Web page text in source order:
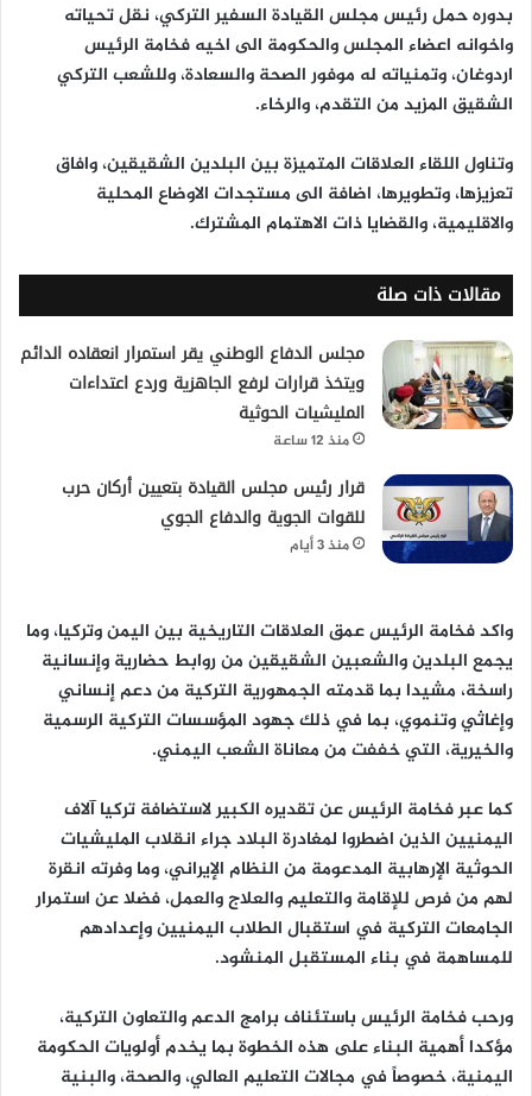
بدوره حمل رئيس مجلس القيادة السفير التركي، نقل تحياته
واخوانه اعضاء المجلس والحكومة الى اخيه فخامة الرئيس
اردوغان، وتمنياته له موفور الصحة والسعادة، وللشعب التركي
الشقيق المزيد من التقدم، والرخاء.
وتناول اللقاء العلاقات المتميزة بين البلدين الشقيقين، وافاق
تعزيزها، وتطويرها، اضافة الى مستجدات الاوضاع المحلية
والاقليمية، والقضايا ذات الاهتمام المشترك.
مقالات ذات صلة
مجلس الدفاع الوطني يقر استمرار انعقاده الدائم
ويتخذ قرارات لرفع الجاهزية وردع اعتداءات
المليشيات الحوثية
منذ 12 ساعة
قرار رئيس مجلس القيادة بتعيين أركان حرب
للقوات الجوية والدفاع الجوي
منذ 3 أيام
واكد فخامة الرئيس عمق العلاقات التاريخية بين اليمن وتركيا، وما
يجمع البلدين والشعبين الشقيقين من روابط حضارية وإنسانية
راسخة، مشيدا بما قدمته الجمهورية التركية من دعم إنساني
وإغاثي وتنموي، بما في ذلك جهود المؤسسات التركية الرسمية
والخيرية، التي خففت من معاناة الشعب اليمني.
كما عبر فخامة الرئيس عن تقديره الكبير لاستضافة تركيا آلاف
اليمنيين الذين اضطروا لمغادرة البلاد جراء انقلاب المليشيات
الحوثية الإرهابية المدعومة من النظام الإيراني، وما وفرته انقرة
لهم من فرص للإقامة والتعليم والعلاج والعمل، فضلا عن استمرار
الجامعات التركية في استقبال الطلاب اليمنيين وإعدادهم
للمساهمة في بناء المستقبل المنشود.
ورحب فخامة الرئيس باستئناف برامج الدعم والتعاون التركية،
مؤكدا أهمية البناء على هذه الخطوة بما يخدم أولويات الحكومة
اليمنية، خصوصاً في مجالات التعليم العالي، والصحة، والبنية